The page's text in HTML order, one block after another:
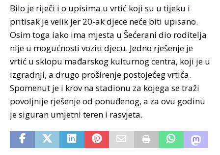
Bilo je riječi i o upisima u vrtić koji su u tijeku i
pritisak je velik jer 20-ak djece neće biti upisano.
Osim toga iako ima mjesta u Šećerani dio roditelja
nije u mogućnosti voziti djecu. Jedno rješenje je
vrtić u sklopu mađarskog kulturnog centra, koji je u
izgradnji, a drugo proširenje postojećeg vrtića.
Spomenut je i krov na stadionu za kojega se traži
povoljnije rješenje od ponuđenog, a za ovu godinu
je siguran umjetni teren i rasvjeta.